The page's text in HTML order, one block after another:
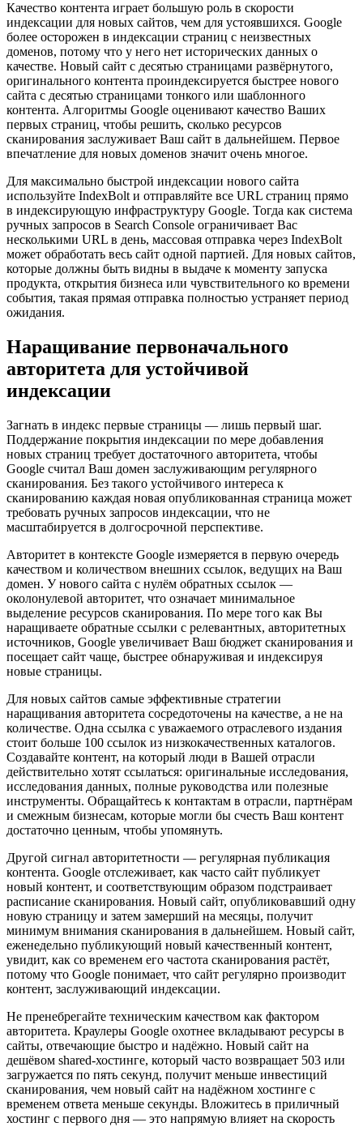
Качество контента играет большую роль в скорости
индексации для новых сайтов, чем для устоявшихся. Google
более осторожен в индексации страниц с неизвестных
доменов, потому что у него нет исторических данных о
качестве. Новый сайт с десятью страницами развёрнутого,
оригинального контента проиндексируется быстрее нового
сайта с десятью страницами тонкого или шаблонного
контента. Алгоритмы Google оценивают качество Ваших
первых страниц, чтобы решить, сколько ресурсов
сканирования заслуживает Ваш сайт в дальнейшем. Первое
впечатление для новых доменов значит очень многое.
Для максимально быстрой индексации нового сайта
используйте IndexBolt и отправляйте все URL страниц прямо
в индексирующую инфраструктуру Google. Тогда как система
ручных запросов в Search Console ограничивает Вас
несколькими URL в день, массовая отправка через IndexBolt
может обработать весь сайт одной партией. Для новых сайтов,
которые должны быть видны в выдаче к моменту запуска
продукта, открытия бизнеса или чувствительного ко времени
события, такая прямая отправка полностью устраняет период
ожидания.
Наращивание первоначального
авторитета для устойчивой
индексации
Загнать в индекс первые страницы — лишь первый шаг.
Поддержание покрытия индексации по мере добавления
новых страниц требует достаточного авторитета, чтобы
Google считал Ваш домен заслуживающим регулярного
сканирования. Без такого устойчивого интереса к
сканированию каждая новая опубликованная страница может
требовать ручных запросов индексации, что не
масштабируется в долгосрочной перспективе.
Авторитет в контексте Google измеряется в первую очередь
качеством и количеством внешних ссылок, ведущих на Ваш
домен. У нового сайта с нулём обратных ссылок —
околонулевой авторитет, что означает минимальное
выделение ресурсов сканирования. По мере того как Вы
наращиваете обратные ссылки с релевантных, авторитетных
источников, Google увеличивает Ваш бюджет сканирования и
посещает сайт чаще, быстрее обнаруживая и индексируя
новые страницы.
Для новых сайтов самые эффективные стратегии
наращивания авторитета сосредоточены на качестве, а не на
количестве. Одна ссылка с уважаемого отраслевого издания
стоит больше 100 ссылок из низкокачественных каталогов.
Создавайте контент, на который люди в Вашей отрасли
действительно хотят ссылаться: оригинальные исследования,
исследования данных, полные руководства или полезные
инструменты. Обращайтесь к контактам в отрасли, партнёрам
и смежным бизнесам, которые могли бы счесть Ваш контент
достаточно ценным, чтобы упомянуть.
Другой сигнал авторитетности — регулярная публикация
контента. Google отслеживает, как часто сайт публикует
новый контент, и соответствующим образом подстраивает
расписание сканирования. Новый сайт, опубликовавший одну
новую страницу и затем замерший на месяцы, получит
минимум внимания сканирования в дальнейшем. Новый сайт,
еженедельно публикующий новый качественный контент,
увидит, как со временем его частота сканирования растёт,
потому что Google понимает, что сайт регулярно производит
контент, заслуживающий индексации.
Не пренебрегайте техническим качеством как фактором
авторитета. Краулеры Google охотнее вкладывают ресурсы в
сайты, отвечающие быстро и надёжно. Новый сайт на
дешёвом shared-хостинге, который часто возвращает 503 или
загружается по пять секунд, получит меньше инвестиций
сканирования, чем новый сайт на надёжном хостинге с
временем ответа меньше секунды. Вложитесь в приличный
хостинг с первого дня — это напрямую влияет на скорость